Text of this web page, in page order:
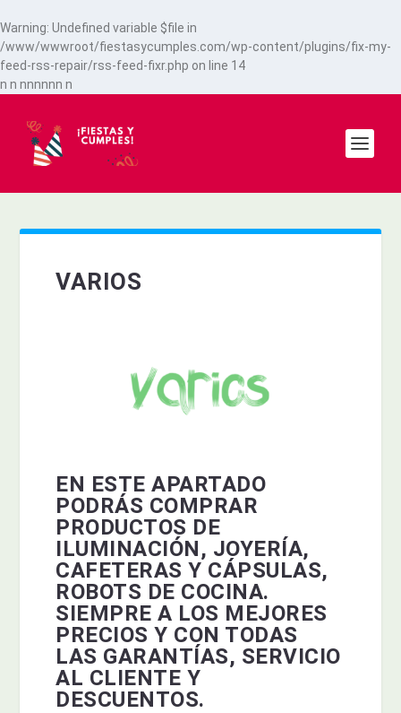
Warning: Undefined variable $file in
/www/wwwroot/fiestasycumples.com/wp-content/plugins/fix-my-
feed-rss-repair/rss-feed-fixr.php on line 14
n n nnnnnn n
VARIOS
EN ESTE APARTADO
PODRÁS COMPRAR
PRODUCTOS DE
ILUMINACIÓN, JOYERÍA,
CAFETERAS Y CÁPSULAS,
ROBOTS DE COCINA.
SIEMPRE A LOS MEJORES
PRECIOS Y CON TODAS
LAS GARANTÍAS, SERVICIO
AL CLIENTE Y
DESCUENTOS.